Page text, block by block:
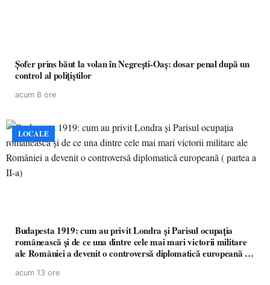
Șofer prins băut la volan în Negrești-Oaș: dosar penal după un
control al polițiștilor
acum 8 ore
LOCALE
Budapesta 1919: cum au privit Londra și Parisul ocupația
românească și de ce una dintre cele mai mari victorii militare
ale României a devenit o controversă diplomatică europeană (
acum 13 ore